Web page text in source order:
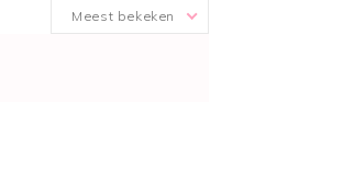
Meest bekeken